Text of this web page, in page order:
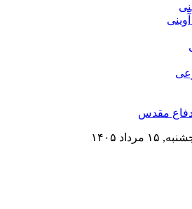
مقدس
۱۵ مرداد ۱۴۰۵